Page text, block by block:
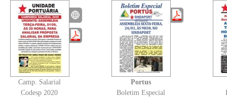
Camp. Salarial
Codesp 2020
Portus
Boletim Especial